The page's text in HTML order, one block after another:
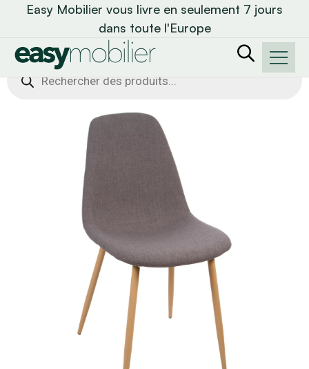
Easy Mobilier vous livre en seulement 7 jours
dans toute l'Europe
Recherche
de